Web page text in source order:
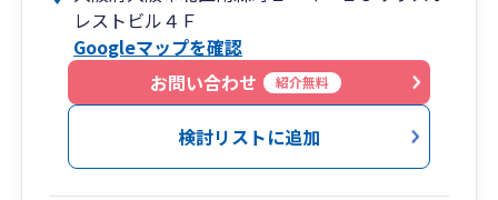
透明な「混沌（カオス）」を、緻密な分析と論理
（ロジカル）によって整理し、成長への明快なロ
ードマップを描くことです。
【南森町駅1分】弥生会計の導入から、外部専門
家との連携まで。経営の「困った」をワンストッ
レストビル４Ｆ
Googleマップを確認
お問い合わせ
紹介無料
検討リストに追加